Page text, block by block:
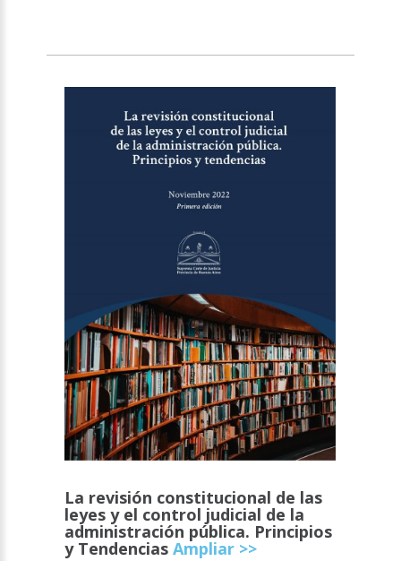
La revisión constitucional de las
leyes y el control judicial de la
administración pública. Principios
y TendenciasAmpliar >>